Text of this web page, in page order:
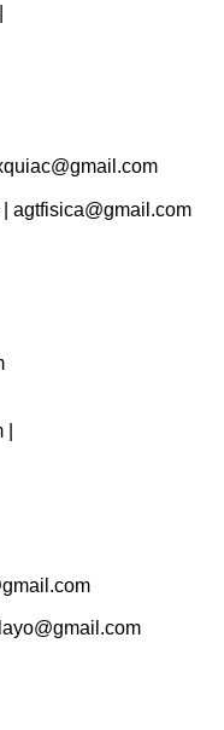
agtfisica@gmail.com